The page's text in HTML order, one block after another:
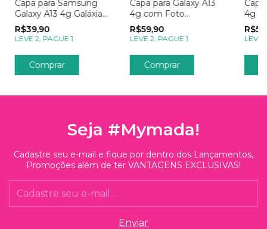
Capa para Samsung
Galaxy A13 4g Galáxia
Acredite, Sonhe e
Conquiste
R$39,90
LEVE 2, PAGUE 1
Comprar
Capa para Galaxy A13
4g com Foto
Momentos Sua Foto
R$59,90
LEVE 2, PAGUE 1
4g
Logo
LEVE
Seja #Mymada!
Cadastre seu e-mail e fique por dentro dos Lançamentos,
Promoções além de ter VANTAGENS EXCLUSIVAS!